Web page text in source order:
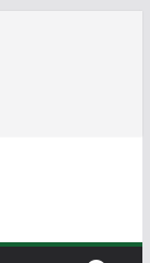
para la